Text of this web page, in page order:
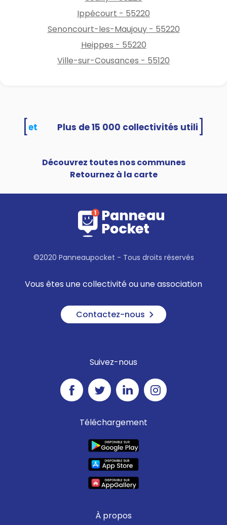
Ippécourt - 55220
Senoncourt-les-Maujouy - 55220
Heippes - 55220
Ville-sur-Cousances - 55120
Découvrez toutes nos communes
Retournez à la carte
©2020 Panneaupocket - Tous droits réservés
Vous êtes une collectivité ou une association
Contactez-nous
Suivez-nous
Téléchargement
À propos